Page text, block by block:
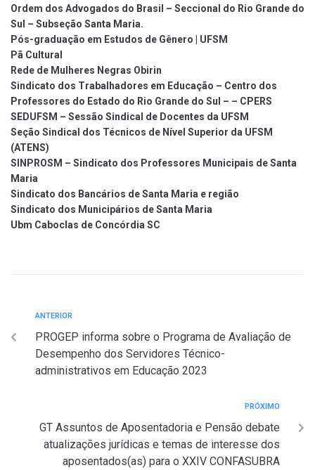
Ordem dos Advogados do Brasil – Seccional do Rio Grande do
Sul – Subseção Santa Maria.
Pós-graduação em Estudos de Gênero | UFSM
Pã Cultural
Rede de Mulheres Negras Obirin
Sindicato dos Trabalhadores em Educação – Centro dos
Professores do Estado do Rio Grande do Sul – – CPERS
SEDUFSM – Sessão Sindical de Docentes da UFSM
Seção Sindical dos Técnicos de Nível Superior da UFSM
(ATENS)
SINPROSM – Sindicato dos Professores Municipais de Santa
Maria
Sindicato dos Bancários de Santa Maria e região
Sindicato dos Municipários de Santa Maria
Ubm Caboclas de Concórdia SC
ANTERIOR
PROGEP informa sobre o Programa de Avaliação de
Desempenho dos Servidores Técnico-
administrativos em Educação 2023
PRÓXIMO
GT Assuntos de Aposentadoria e Pensão debate
atualizações jurídicas e temas de interesse dos
aposentados(as) para o XXIV CONFASUBRA